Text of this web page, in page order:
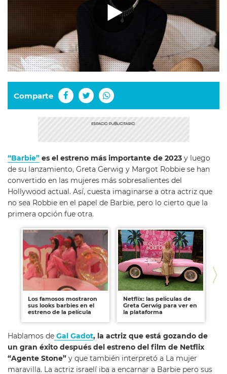
Comparte
“Barbie” es el estreno más importante de 2023 y luego
de su lanzamiento, Greta Gerwig y Margot Robbie se han
convertido en las mujeres más sobresalientes del
Hollywood actual. Así, cuesta imaginarse a otra actriz que
no sea Robbie en el papel de Barbie, pero lo cierto que la
primera opción fue otra.
Los famosos mostraron
sus looks barbies en el
estreno de la película
Netflix: las películas de
Greta Gerwig para ver en
la plataforma
Hablamos de Gal Gadot, la actriz que está gozando de
un gran éxito después del estreno del film de Netflix
“Agente Stone” y que también interpretó a La mujer
maravilla. La actriz israelí iba a encarnar a Barbie pero sus